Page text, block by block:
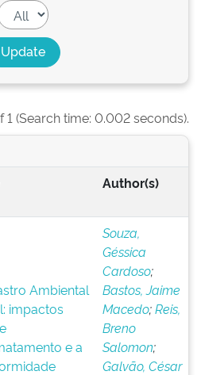
1 (Search time: 0.002 seconds).
Author(s)
Ambiental
impactos
e a
Souza,
Géssica
Cardoso;
Bastos, Jaime
Macedo;Reis,
Breno
Salomon;
Galvão, César